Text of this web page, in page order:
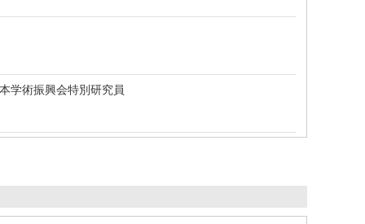
学術振興会特別研究員